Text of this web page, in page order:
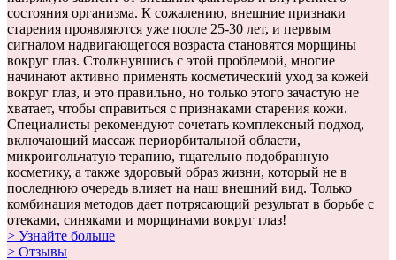
состояния организма. К сожалению, внешние признаки
старения проявляются уже после 25-30 лет, и первым
сигналом надвигающегося возраста становятся морщины
вокруг глаз. Столкнувшись с этой проблемой, многие
начинают активно применять косметический уход за кожей
вокруг глаз, и это правильно, но только этого зачастую не
хватает, чтобы справиться с признаками старения кожи.
Специалисты рекомендуют сочетать комплексный подход,
включающий массаж периорбитальной области,
микроигольчатую терапию, тщательно подобранную
косметику, а также здоровый образ жизни, который не в
последнюю очередь влияет на наш внешний вид. Только
комбинация методов дает потрясающий результат в борьбе с
отеками, синяками и морщинами вокруг глаз!
> Узнайте больше
> Отзывы